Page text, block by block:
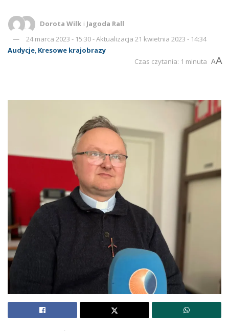
Dorota Wilk i Jagoda Rall
24 marca 2023 - 15:30 - Aktualizacja 21 kwietnia 2023 - 14:34
Audycje, Kresowe krajobrazy
Czas czytania: 1 minuta AA